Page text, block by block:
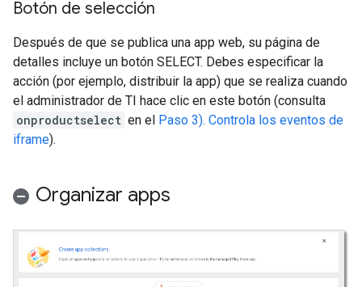
Botón de selección
Después de que se publica una app web, su página de
detalles incluye un botón SELECT. Debes especificar la
acción (por ejemplo, distribuir la app) que se realiza cuando
el administrador de TI hace clic en este botón (consulta
onproductselect en el Paso 3). Controla los eventos de
iframe).
Organizar apps